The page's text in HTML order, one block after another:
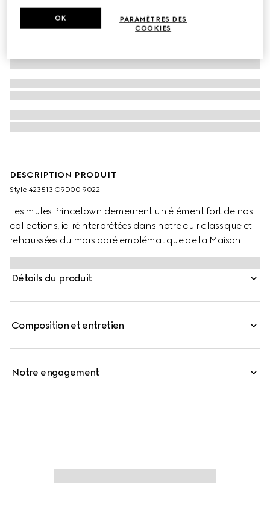
DESCRIPTION PRODUIT
Style ‎423513 C9D00 9022
Les mules Princetown demeurent un élément fort de nos
collections, ici réinterprétées dans notre cuir classique et
rehaussées du mors doré emblématique de la Maison.
Détails du produit
Composition et entretien
Notre engagement
PARAMÈTRES DES
COOKIES
OK